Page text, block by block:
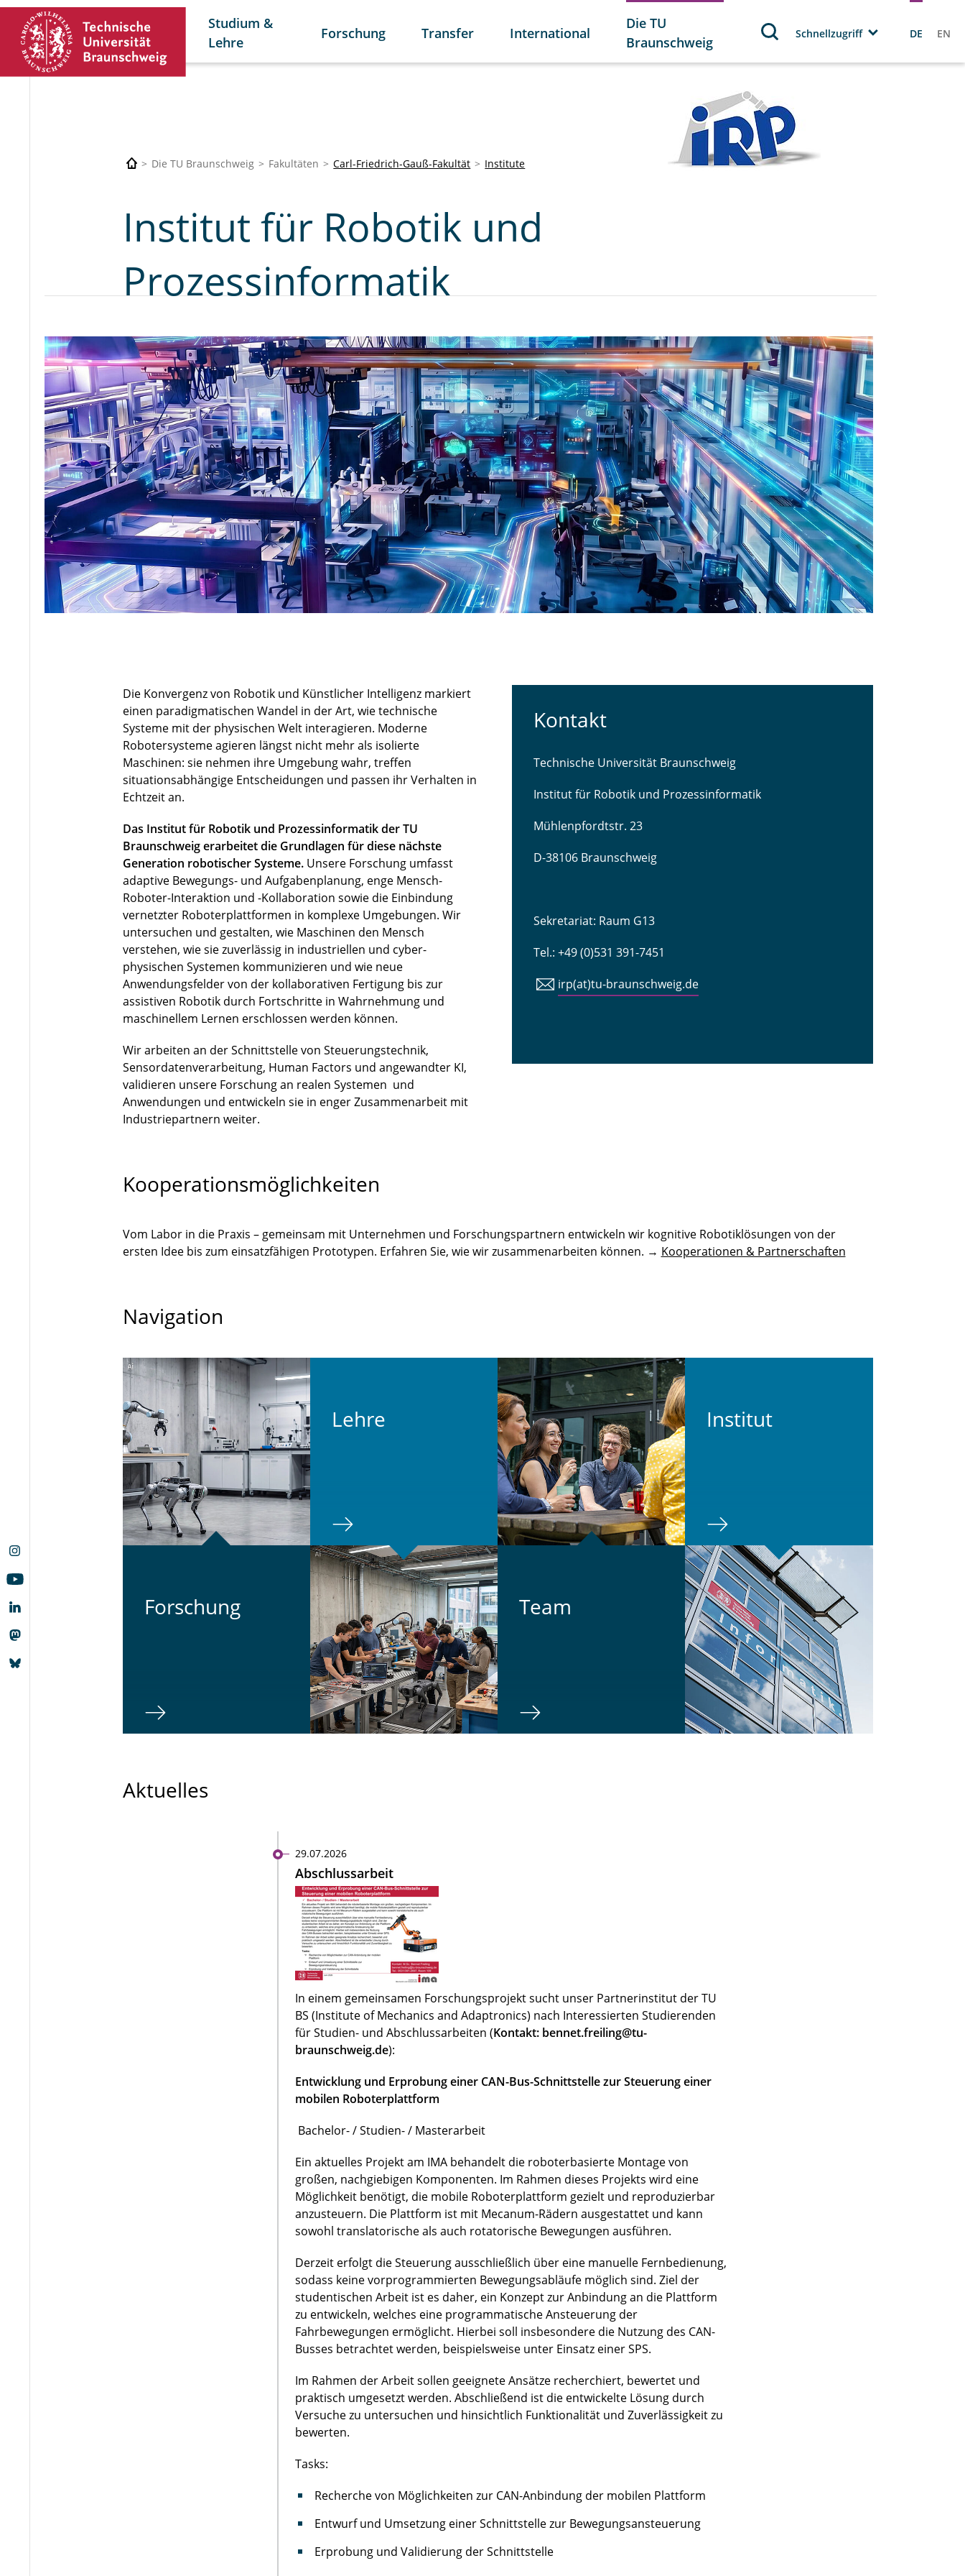
Studium &
Lehre
Forschung Transfer International
Die TU
Braunschweig
Schnellzugriff DE EN
Die TU Braunschweig Fakultäten Carl-Friedrich-Gauß-Fakultät Institute
Institut für Robotik und
Prozessinformatik
Die Konvergenz von Robotik und Künstlicher Intelligenz markiert
einen paradigmatischen Wandel in der Art, wie technische
Systeme mit der physischen Welt interagieren. Moderne
Robotersysteme agieren längst nicht mehr als isolierte
Maschinen: sie nehmen ihre Umgebung wahr, treffen
situationsabhängige Entscheidungen und passen ihr Verhalten in
Echtzeit an.
Das Institut für Robotik und Prozessinformatik der TU
Braunschweig erarbeitet die Grundlagen für diese nächste
Generation robotischer Systeme.Unsere Forschung umfasst
adaptive Bewegungs- und Aufgabenplanung, enge Mensch-
Roboter-Interaktion und -Kollaboration sowie die Einbindung
vernetzter Roboterplattformen in komplexe Umgebungen. Wir
untersuchen und gestalten, wie Maschinen den Mensch
verstehen, wie sie zuverlässig in industriellen und cyber-
physischen Systemen kommunizieren und wie neue
Anwendungsfelder von der kollaborativen Fertigung bis zur
assistiven Robotik durch Fortschritte in Wahrnehmung und
maschinellem Lernen erschlossen werden können.
Wir arbeiten an der Schnittstelle von Steuerungstechnik,
Sensordatenverarbeitung, Human Factors und angewandter KI,
validieren unsere Forschung an realen Systemen und
Anwendungen und entwickeln sie in enger Zusammenarbeit mit
Industriepartnern weiter.
Kontakt
Technische Universität Braunschweig
Institut für Robotik und Prozessinformatik
Mühlenpfordtstr. 23
D-38106 Braunschweig
Sekretariat: Raum G13
Tel.: +49 (0)531 391-7451
irp(at)tu-braunschweig.de
Kooperationsmöglichkeiten
Vom Labor in die Praxis – gemeinsam mit Unternehmen und Forschungspartnern entwickeln wir kognitive Robotiklösungen von der
ersten Idee bis zum einsatzfähigen Prototypen. Erfahren Sie, wie wir zusammenarbeiten können. → Kooperationen & Partnerschaften
Navigation
For­schung
Lehre
Team
In­sti­tut
Aktuelles
29.07.2026
Abschlussarbeit
In einem gemeinsamen Forschungsprojekt sucht unser Partnerinstitut der TU
BS (Institute of Mechanics and Adaptronics) nach Interessierten Studierenden
für Studien- und Abschlussarbeiten (Kontakt: bennet.freiling@tu-
braunschweig.de):
Entwicklung und Erprobung einer CAN-Bus-Schnittstelle zur Steuerung einer
mobilen Roboterplattform
Bachelor- / Studien- / Masterarbeit
Ein aktuelles Projekt am IMA behandelt die roboterbasierte Montage von
großen, nachgiebigen Komponenten. Im Rahmen dieses Projekts wird eine
Möglichkeit benötigt, die mobile Roboterplattform gezielt und reproduzierbar
anzusteuern. Die Plattform ist mit Mecanum-Rädern ausgestattet und kann
sowohl translatorische als auch rotatorische Bewegungen ausführen.
Derzeit erfolgt die Steuerung ausschließlich über eine manuelle Fernbedienung,
sodass keine vorprogrammierten Bewegungsabläufe möglich sind. Ziel der
studentischen Arbeit ist es daher, ein Konzept zur Anbindung an die Plattform
zu entwickeln, welches eine programmatische Ansteuerung der
Fahrbewegungen ermöglicht. Hierbei soll insbesondere die Nutzung des CAN-
Busses betrachtet werden, beispielsweise unter Einsatz einer SPS.
Im Rahmen der Arbeit sollen geeignete Ansätze recherchiert, bewertet und
praktisch umgesetzt werden. Abschließend ist die entwickelte Lösung durch
Versuche zu untersuchen und hinsichtlich Funktionalität und Zuverlässigkeit zu
bewerten.
Tasks:
Recherche von Möglichkeiten zur CAN-Anbindung der mobilen Plattform
Entwurf und Umsetzung einer Schnittstelle zur Bewegungsansteuerung
Erprobung und Validierung der Schnittstelle